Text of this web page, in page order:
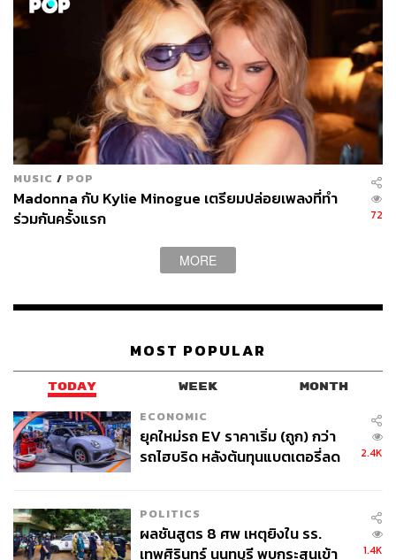
MUSIC / POP
Madonna กับ Kylie Minogue เตรียมปล่อยเพลงที่ทำ
ร่วมกันครั้งแรก
72
MORE
MOST POPULAR
TODAY WEEK MONTH
ECONOMIC
ยุคใหม่รถ EV ราคาเริ่ม (ถูก) กว่า
รถไฮบริด หลังต้นทุนแบตเตอรี่ลด
2.4K
POLITICS
ผลชันสูตร 8 ศพ เหตุยิงใน รร.
เทพศิรินทร์ นนทบุรี พบกระสุนเข้า
1.4K